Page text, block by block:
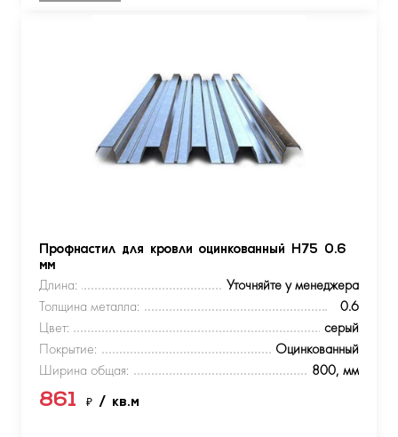
Профнастил для кровли оцинкованный Н75 0.6
мм
Длина:
Уточняйте у менеджера
Толщина металла:
0.6
Цвет:
серый
Покрытие:
Оцинкованный
Ширина общая:
800, мм
861 ₽ / кв.м